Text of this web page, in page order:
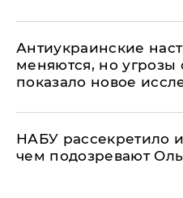
Антиукраинские
меняются, но угрозы
показало новое
НАБУ рассекретило
чем подозревают